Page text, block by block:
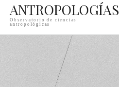
ANTROPOLOGÍAS
Observatorio de ciencias
antropológicas